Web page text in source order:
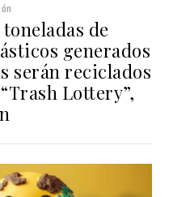
de
generados
serán reciclados
Lottery”,